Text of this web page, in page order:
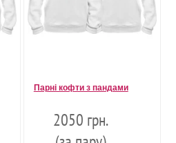
Парні кофти з пандами
2050 грн.